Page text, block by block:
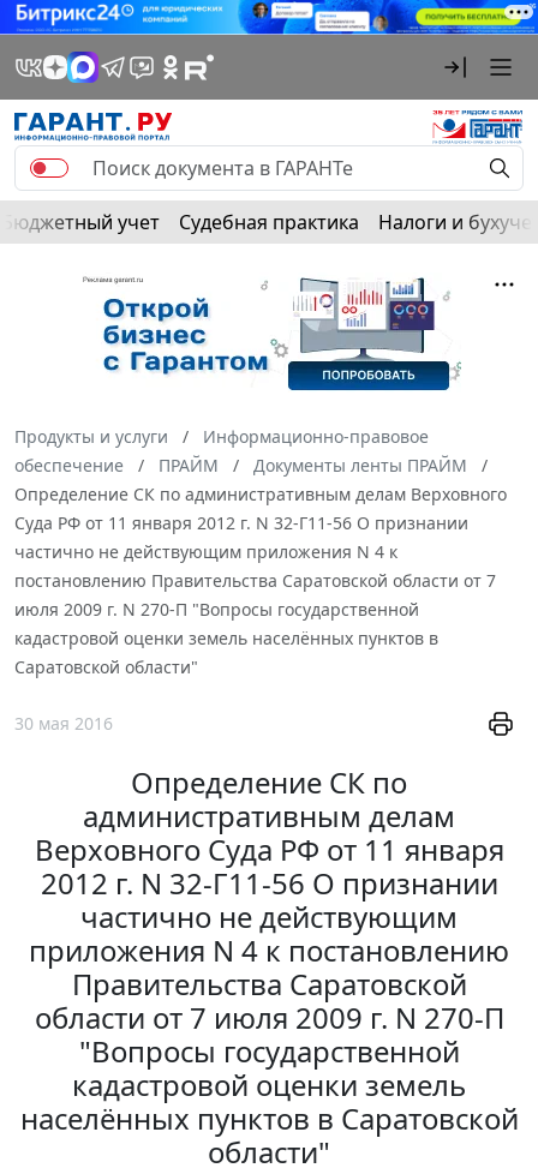
Бюджетный учет Судебная практика Налоги и
Продукты и услуги
Информационно-правовое
обеспечение
ПРАЙМ
Документы ленты ПРАЙМ
Определение СК по административным делам Верховного
Суда РФ от 11 января 2012 г. N 32-Г11-56 О признании
частично не действующим приложения N 4 к
постановлению Правительства Саратовской области от 7
июля 2009 г. N 270-П "Вопросы государственной
кадастровой оценки земель населённых пунктов в
Саратовской области"
30 мая 2016
Определение СК по
административным делам
Верховного Суда РФ от 11 января
2012 г. N 32-Г11-56 О признании
частично не действующим
приложения N 4 к постановлению
Правительства Саратовской
области от 7 июля 2009 г. N 270-П
"Вопросы государственной
кадастровой оценки земель
населённых пунктов в Саратовской
области"